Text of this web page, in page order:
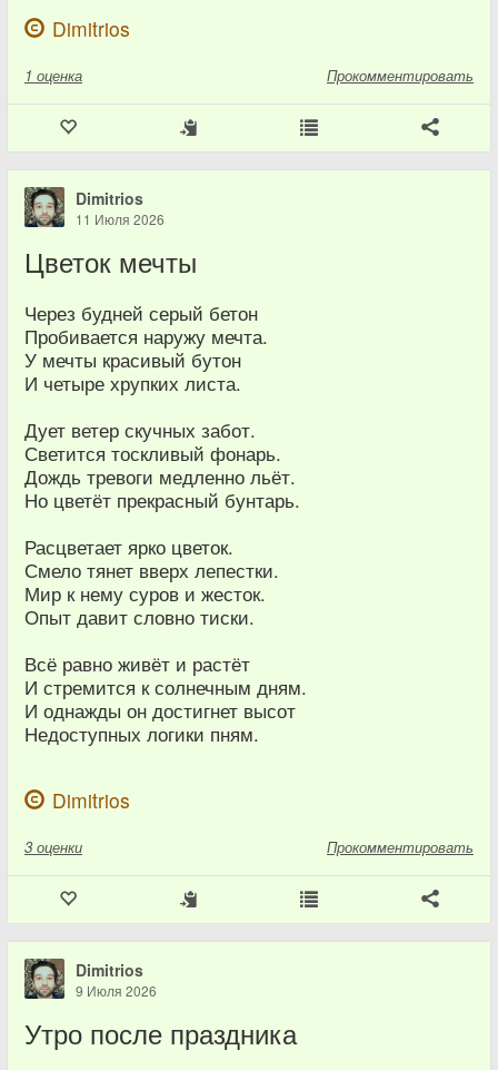
Dimitrios
1 оценка Прокомментировать
Dimitrios
11 Июля 2026
Цветок мечты
Через будней серый бетон
Пробивается наружу мечта.
У мечты красивый бутон
И четыре хрупких листа.
Дует ветер скучных забот.
Светится тоскливый фонарь.
Дождь тревоги медленно льёт.
Но цветёт прекрасный бунтарь.
Расцветает ярко цветок.
Смело тянет вверх лепестки.
Мир к нему суров и жесток.
Опыт давит словно тиски.
Всё равно живёт и растёт
И стремится к солнечным дням.
И однажды он достигнет высот
Недоступных логики пням.
Dimitrios
3 оценки Прокомментировать
Dimitrios
9 Июля 2026
Утро после праздника